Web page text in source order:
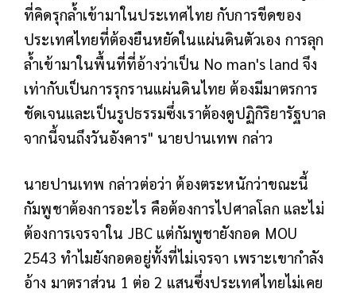
ที่คิดรุกล้ำเข้ามาในประเทศไทย กับการขีดของ
ประเทศไทยที่ต้องยืนหยัดในแผ่นดินตัวเอง การลุก
ล้ำเข้ามาในพื้นที่ที่อ้างว่าเป็น No man's land จึง
เท่ากับเป็นการรุกรานแผ่นดินไทย ต้องมีมาตรการ
ชัดเจนและเป็นรูปธรรมซึ่งเราต้องดูปฏิกิริยารัฐบาล
จากนี้จนถึงวันอังคาร" นายปานเทพ กล่าว
นายปานเทพ กล่าวต่อว่า ต้องตระหนักว่าขณะนี้
กัมพูชาต้องการอะไร คือต้องการไปศาลโลก และไม่
ต้องการเจรจาใน JBC แต่กัมพูชายังกอด MOU
2543 ทำไมยังกอดอยู่ทั้งที่ไม่เจรจา เพราะเขากำลัง
อ้าง มาตราส่วน 1 ต่อ 2 แสนซึ่งประเทศไทยไม่เคย